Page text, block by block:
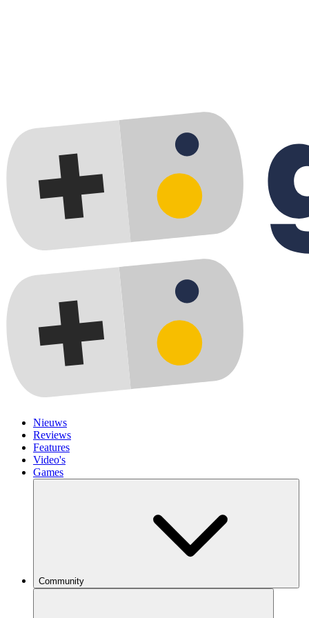
Nieuws
Reviews
Features
Video's
Games
Community